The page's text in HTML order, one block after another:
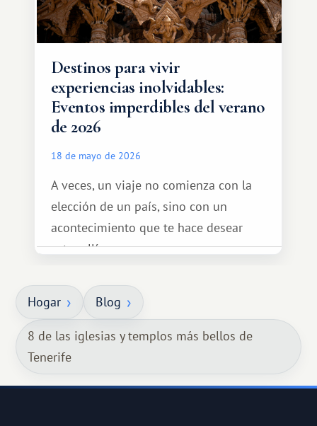
Destinos para vivir
experiencias inolvidables:
Eventos imperdibles del verano
de 2026
18 de mayo de 2026
A veces, un viaje no comienza con la
elección de un país, sino con un
acontecimiento que te hace desear
estar allí...
Hogar Blog
8 de las iglesias y templos más bellos de
Tenerife